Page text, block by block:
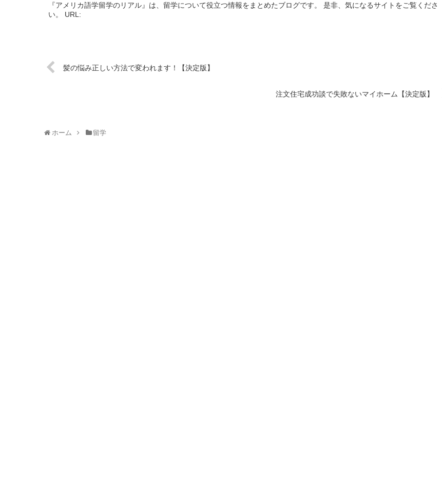
『アメリカ語学留学のリアル』は、留学について役立つ情報をまとめたブログです。 是非、気になるサイトをご覧くださ
い。 URL:
髪の悩み正しい方法で変われます！【決定版】
注文住宅成功談で失敗ないマイホーム【決定版】
ホーム 留学